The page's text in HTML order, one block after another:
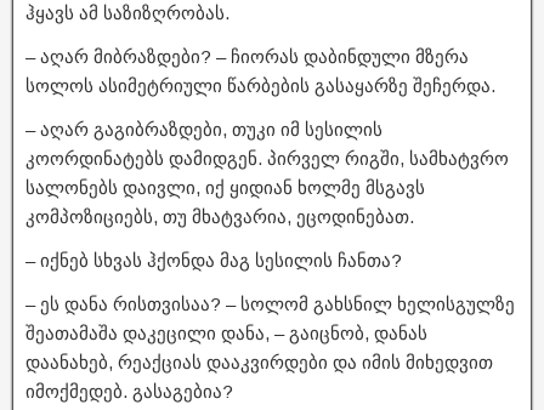
ჰყავს ამ საზიზღრობას.
– აღარ მიბრაზდები? – ჩიორას დაბინდული მზერა
სოლოს ასიმეტრიული წარბების გასაყარზე შეჩერდა.
– აღარ გაგიბრაზდები, თუკი იმ სესილის
კოორდინატებს დამიდგენ. პირველ რიგში, სამხატვრო
სალონებს დაივლი, იქ ყიდიან ხოლმე მსგავს
კომპოზიციებს, თუ მხატვარია, ეცოდინებათ.
– იქნებ სხვას ჰქონდა მაგ სესილის ჩანთა?
– ეს დანა რისთვისაა? – სოლომ გახსნილ ხელისგულზე
შეათამაშა დაკეცილი დანა, – გაიცნობ, დანას
დაანახებ, რეაქციას დააკვირდები და იმის მიხედვით
იმოქმედებ. გასაგებია?